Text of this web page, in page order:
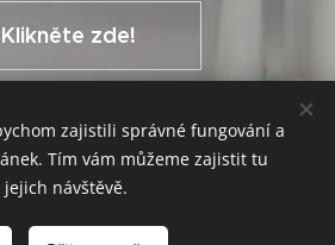
Klikněte zde!
Duchcov
zajistili správné fungování a
Tím vám můžeme zajistit tu
návštěvě.